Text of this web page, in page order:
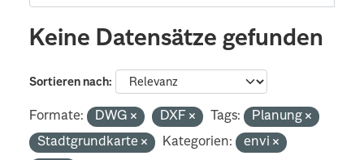
Keine Datensätze gefunden
Sortieren nach
Formate: DWG DXF Tags:
Planung
Stadtgrundkarte
Kategorien:
envi